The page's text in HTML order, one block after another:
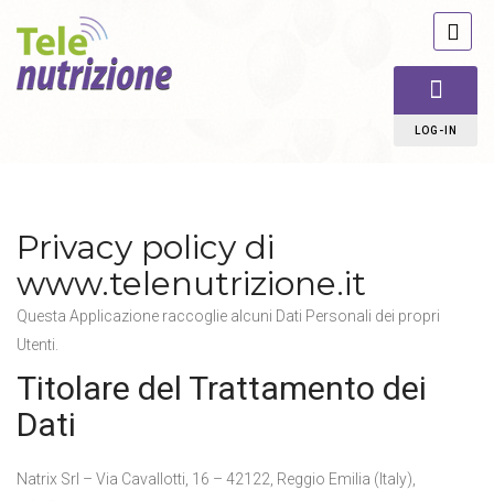
LOG-IN
Privacy policy di
www.telenutrizione.it
Questa Applicazione raccoglie alcuni Dati Personali dei propri
Utenti.
Titolare del Trattamento dei
Dati
Natrix Srl – Via Cavallotti, 16 – 42122, Reggio Emilia (Italy),